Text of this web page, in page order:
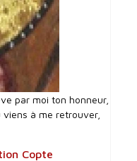
par moi ton honneur,
à me retrouver,
Copte